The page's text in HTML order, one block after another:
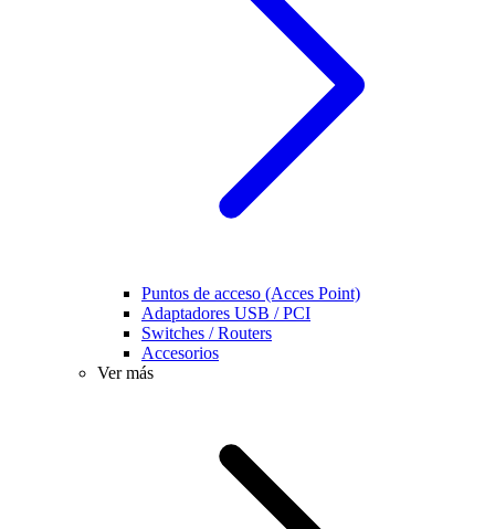
Puntos de acceso (Acces Point)
Adaptadores USB / PCI
Switches / Routers
Accesorios
Ver más